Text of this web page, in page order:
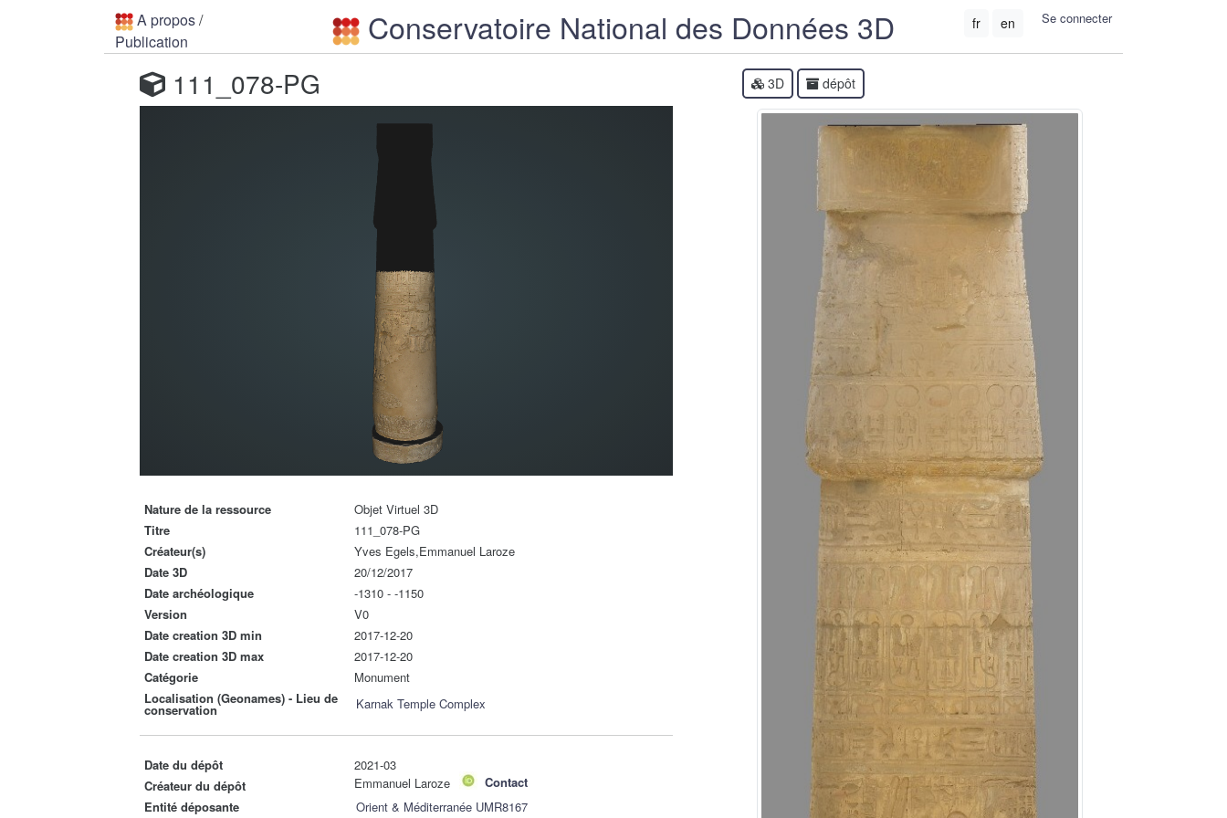
A propos/
Publication
Conservatoire National des Données 3D Se connecter
fr en
111_078-PG
Nature de la ressource
Objet Virtuel 3D
Titre
111_078-PG
Créateur(s)
Yves Egels,Emmanuel Laroze
Date 3D
20/12/2017
Date archéologique
-1310 - -1150
Version
V0
Date creation 3D min
2017-12-20
Date creation 3D max
2017-12-20
Catégorie
Monument
Localisation (Geonames) - Lieu de
conservation Karnak Temple Complex
Date du dépôt
2021-03
Créateur du dépôt
Emmanuel Laroze
Contact
Entité déposante
Orient & Méditerranée UMR8167
3D dépôt